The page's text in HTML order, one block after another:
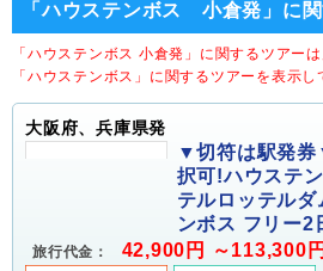
「ハウステンボス 小倉発」に
「ハウステンボス 小倉発」に関するツアー
「ハウステンボス」に関するツアーを表示し
大阪府、兵庫県発
▼切符は駅発
択可!ハウステ
テルロッテル
ンボス フリー2
旅行代金： 42,900円 ～113,300円